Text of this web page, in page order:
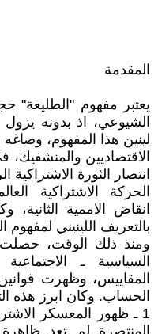
المقدمة
يعتبر مفهوم
الشيوعي، اذ بدونه
لينين هذا المفهوم،
الاقتصاديين
انتصار الثورة
الحركة الاشتراكية
انقاض الاممية
بالتعريف اللينيني لمفهوم
ومنذ ذلك الوقت،
السياسية ـ
المقاييس، وظهرت
الحساب. وكان ابرز هذه
1 ـ ظهور المعسكر